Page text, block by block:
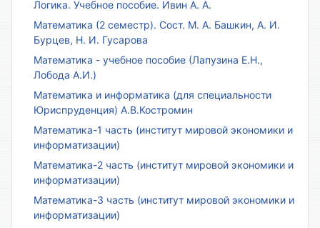
Логика. Учебное пособие. Ивин А. А.
Математика (2 семестр). Сост. М. А. Башкин, А. И.
Бурцев, Н. И. Гусарова
Математика - учебное пособие (Лапузина Е.Н.,
Лобода А.И.)
Математика и информатика (для специальности
Юриспруденция) А.В.Костромин
Математика-1 часть (институт мировой экономики и
информатизации)
Математика-2 часть (институт мировой экономики и
информатизации)
Математика-3 часть (институт мировой экономики и
информатизации)